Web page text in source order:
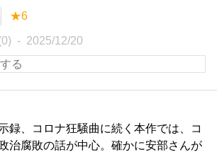
★6
2025/12/20
録、コロナ狂騒曲に続く本作では、コ
治腐敗の話が中心。確かに安部さんが